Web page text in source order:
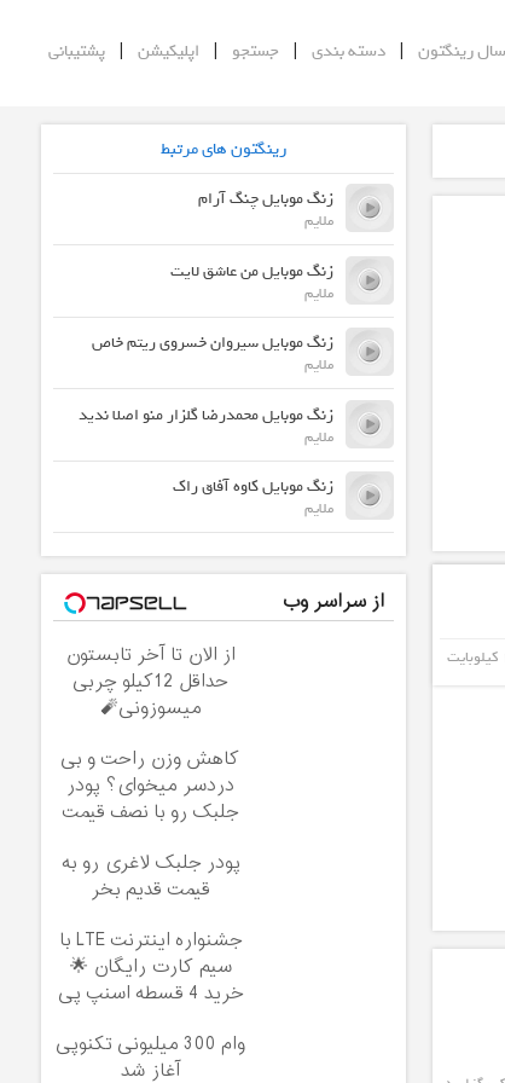
رینگتون |دسته بندی | جستجو | اپلیکیشن |پشتیبانی
رینگتون های مرتبط
زنگ موبایل چنگ آرام
ملایم
زنگ موبایل من عاشق لایت
ملایم
زنگ موبایل سیروان خسروی ریتم خاص
ملایم
زنگ موبایل محمدرضا گلزار منو اصلا ندید
ملایم
زنگ موبایل کاوه آفاق راک
ملایم
از سراسر وب
از الان تا آخر تابستون
حداقل 12کیلو چربی
میسوزونی🧨
کاهش وزن راحت و بی
دردسر میخوای؟ پودر
جلبک رو با نصف قیمت
پودر جلبک لاغری رو به
قیمت قدیم بخر
جشنواره اینترنت LTE با
سیم کارت رایگان 🌟
خرید 4 قسطه اسنپ پی
وام 300 میلیونی تکنوپی
آغاز شد